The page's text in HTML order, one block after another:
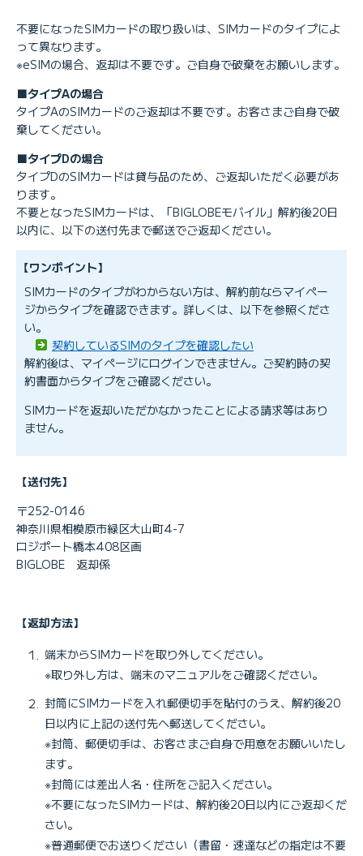
不要になったSIMカードの取り扱いは、SIMカードのタイプによ
って異なります。
※eSIMの場合、返却は不要です。ご自身で破棄をお願いします。
■タイプAの場合
タイプAのSIMカードのご返却は不要です。お客さまご自身で破
棄してください。
■タイプDの場合
タイプDのSIMカードは貸与品のため、ご返却いただく必要があ
ります。
不要となったSIMカードは、「BIGLOBEモバイル」解約後20日
以内に、以下の送付先まで郵送でご返却ください。
【ワンポイント】
SIMカードのタイプがわからない方は、解約前ならマイペー
ジからタイプを確認できます。詳しくは、以下を参照くださ
い。
契約しているSIMのタイプを確認したい
解約後は、マイページにログインできません。ご契約時の契
約書面からタイプをご確認ください。
SIMカードを返却いただかなかったことによる請求等はあり
ません。
【送付先】
〒252-0146
神奈川県相模原市緑区大山町4-7
ロジポート橋本408区画
BIGLOBE 返却係
【返却方法】
端末からSIMカードを取り外してください。
※取り外し方は、端末のマニュアルをご確認ください。
封筒にSIMカードを入れ郵便切手を貼付のうえ、解約後20
日以内に上記の送付先へ郵送してください。
※封筒、郵便切手は、お客さまご自身で用意をお願いいたし
ます。
※封筒には差出人名・住所をご記入ください。
※不要になったSIMカードは、解約後20日以内にご返却くだ
さい。
※普通郵便でお送りください（書留・速達などの指定は不要